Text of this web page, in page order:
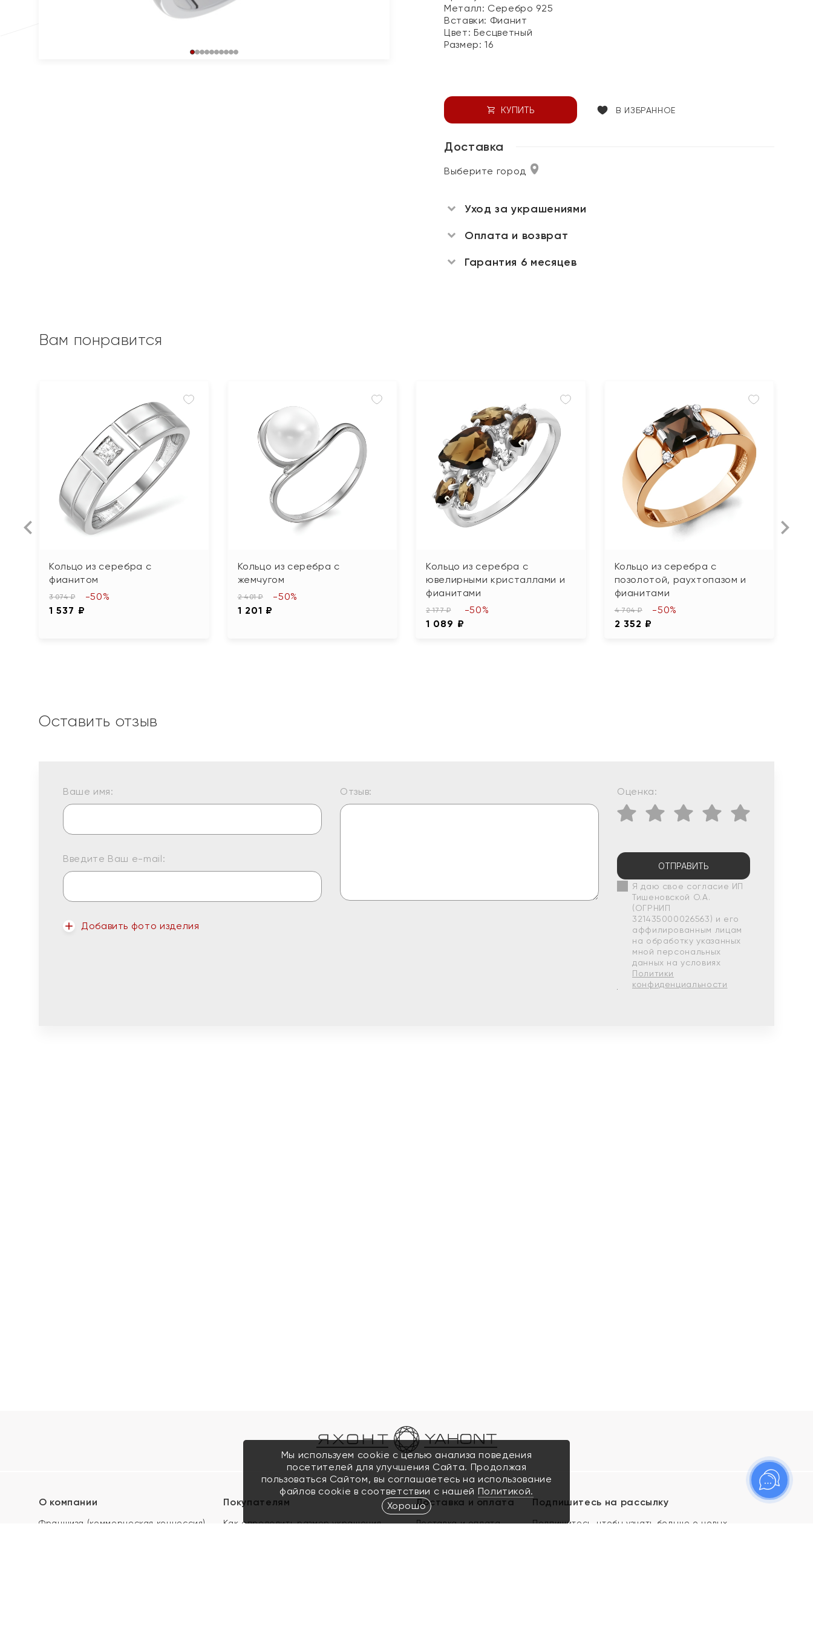
Металл: Серебро 925
Вставки: Фианит
Цвет: Бесцветный
Размер:16
КУПИТЬ В ИЗБРАННОЕ
Доставка
Выберите город
Уход за украшениями
Оплата и возврат
Гарантия 6 месяцев
Вам понравится
Кольцо из серебра с
фианитом
3 074 ₽
1 537 ₽
-50%
Кольцо из серебра с
жемчугом
2 401 ₽
1 201 ₽
-50%
Кольцо из серебра с
ювелирными кристаллами и
фианитами
2 177 ₽
1 089 ₽
-50%
Кольцо из серебра с
позолотой, раухтопазом и
фианитами
4 704 ₽
2 352 ₽
-50%
Оставить отзыв
Ваше имя:
Введите Ваш e-mail:
Добавить фото изделия
Отзыв: Оценка:
ОТПРАВИТЬ
Я даю свое согласие ИП
Тишеновской О.А.
(ОГРНИП
321435000026563) и его
аффилированным лицам
на обработку указанных
мной персональных
данных на условиях
Политики
конфиденциальности
О компании
Франшиза (коммерческая концессия)
Покупателям
Как определить размер украшения
Доставка и оплата
Доставка и оплата
Подпишитесь на рассылку
Подпишитесь, чтобы узнать больше о новых
Мы используем cookie с целью анализа поведения
посетителей для улучшения Сайта. Продолжая
пользоваться Сайтом, вы соглашаетесь на использование
файлов cookie в соответствии с нашей Политикой.
Хорошо